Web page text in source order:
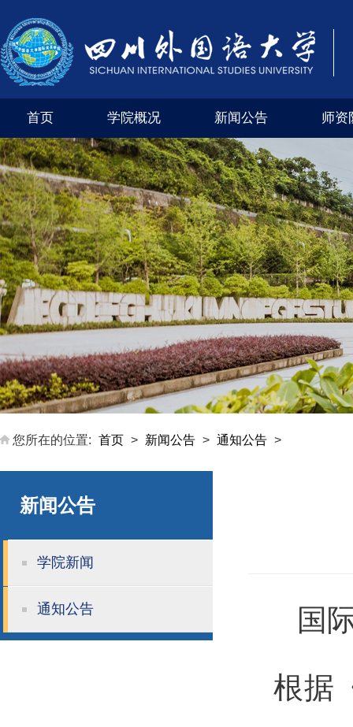
首页 学院概况 新闻公告 师资
学院风采 外交外事市级实验教学示范中心（四
您所在的位置: 首页 > 新闻公告 > 通知公告 >
新闻公告
学院新闻
通知公告 国
根据